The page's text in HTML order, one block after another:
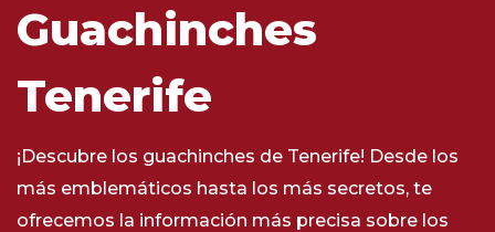
Français
Guachinches
Tenerife
¡Descubre los guachinches de Tenerife! Desde los
más emblemáticos hasta los más secretos, te
ofrecemos la información más precisa sobre los